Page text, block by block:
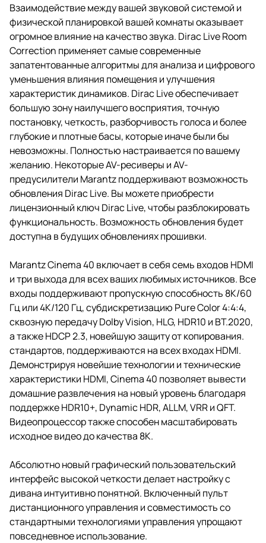
Взаимодействие между вашей звуковой системой и
физической планировкой вашей комнаты оказывает
огромное влияние на качество звука. Dirac Live Room
Correction применяет самые современные
запатентованные алгоритмы для анализа и цифрового
уменьшения влияния помещения и улучшения
характеристик динамиков. Dirac Live обеспечивает
большую зону наилучшего восприятия, точную
постановку, четкость, разборчивость голоса и более
глубокие и плотные басы, которые иначе были бы
невозможны. Полностью настраивается по вашему
желанию. Некоторые AV-ресиверы и AV-
предусилители Marantz поддерживают возможность
обновления Dirac Live. Вы можете приобрести
лицензионный ключ Dirac Live, чтобы разблокировать
функциональность. Возможность обновления будет
доступна в будущих обновлениях прошивки.
Marantz Cinema 40 включает в себя семь входов HDMI
и три выхода для всех ваших любимых источников. Все
входы поддерживают пропускную способность 8K/60
Гц или 4K/120 Гц, субдискретизацию Pure Color 4:4:4,
сквозную передачу Dolby Vision, HLG, HDR10 и BT.2020,
а также HDCP 2.3, новейшую защиту от копирования.
стандартов, поддерживаются на всех входах HDMI.
Демонстрируя новейшие технологии и технические
характеристики HDMI, Cinema 40 позволяет вывести
домашние развлечения на новый уровень благодаря
поддержке HDR10+, Dynamic HDR, ALLM, VRR и QFT.
Видеопроцессор также способен масштабировать
исходное видео до качества 8K.
Абсолютно новый графический пользовательский
интерфейс высокой четкости делает настройку с
дивана интуитивно понятной. Включенный пульт
дистанционного управления и совместимость со
стандартными технологиями управления упрощают
повседневное использование.